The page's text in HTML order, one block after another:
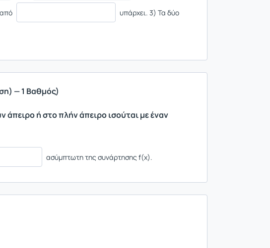
από υπάρχει. 3) Τα δύο
— 1 Βαθμός)
άπειρο ή στο πλήν άπειρο ισούται με έναν
ασύμπτωτη της συνάρτησης f(x).